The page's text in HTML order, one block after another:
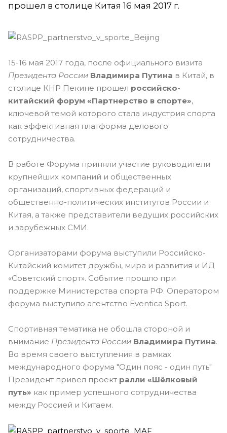
прошел в столице Китая 16 мая 2017 г.
15-16 мая 2017 года, после официального визита
Президента России Владимира Путина в Китай, в
столице КНР Пекине прошел российско-
китайский форум «Партнерство в спорте»,
ключевой темой которого стала индустрия спорта
как эффективная платформа делового
сотрудничества.
В работе Форума приняли участие руководители
крупнейших компаний и общественных
организаций, спортивных федераций и
общественно-политических институтов России и
Китая, а также представители ведущих российских
и зарубежных СМИ.
Организаторами форума выступили Российско-
Китайский комитет дружбы, мира и развития и ИД
«Советский спорт». Событие прошло при
поддержке Министерства спорта РФ. Оператором
форума выступило агентство Eventica Sport.
Спортивная тематика не обошла стороной и
внимание Президента России Владимира Путина.
Во время своего выступления в рамках
международного форума "Один пояс - один путь"
Президент привел проект ралли «Шёлковый
путь» как пример успешного сотрудничества
между Россией и Китаем.